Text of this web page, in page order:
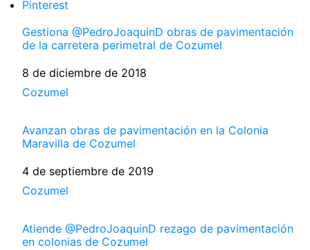
Pinterest
Gestiona @PedroJoaquinD obras de pavimentación
de la carretera perimetral de Cozumel
Fecha
8 de diciembre de 2018
Respecto a
Cozumel
Avanzan obras de pavimentación en la Colonia
Maravilla de Cozumel
Fecha
4 de septiembre de 2019
Respecto a
Cozumel
Atiende @PedroJoaquinD rezago de pavimentación
en colonias de Cozumel